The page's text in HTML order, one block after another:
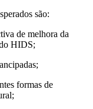
são:
de melhora da
HIDS;
formas de